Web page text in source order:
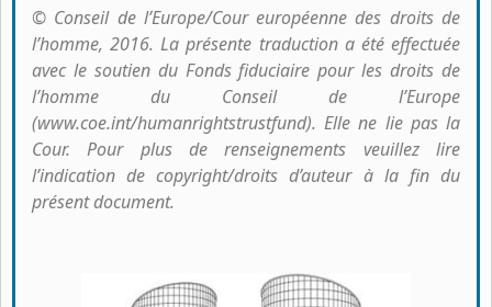
© Conseil de l’Europe/Cour européenne des droits de
l’homme, 2016. La présente traduction a été effectuée
avec le soutien du Fonds fiduciaire pour les droits de
l’homme du Conseil de l’Europe
(www.coe.int/humanrightstrustfund). Elle ne lie pas la
Cour. Pour plus de renseignements veuillez lire
l’indication de copyright/droits d’auteur à la fin du
présent document.